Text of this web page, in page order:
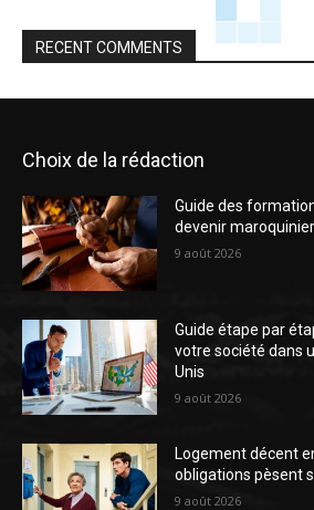
RECENT COMMENTS
Choix de la rédaction
Guide des
devenir maroquinier
9 août 2026
Guide étape par
votre société dans
Unis
9 août 2026
Logement décent
obligations pèsent
9 août 2026